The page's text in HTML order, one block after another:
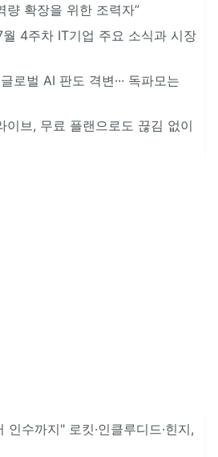
량 확장을 위한 조력자”
4주차 IT기업 주요 소식과 시장
로벌 AI 판도 격변··· 독파모는
이브, 무료 플랜으로도 끊김 없이
수까지" 로킷·인클루디드·힌지,